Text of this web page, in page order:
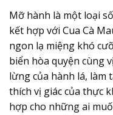
Mỡ hành là một loại
kết hợp với Cua Cà
ngon lạ miệng khó
biển hòa quyện cùng
lừng của hành lá, làm
thích vị giác của thực
hợp cho những ai